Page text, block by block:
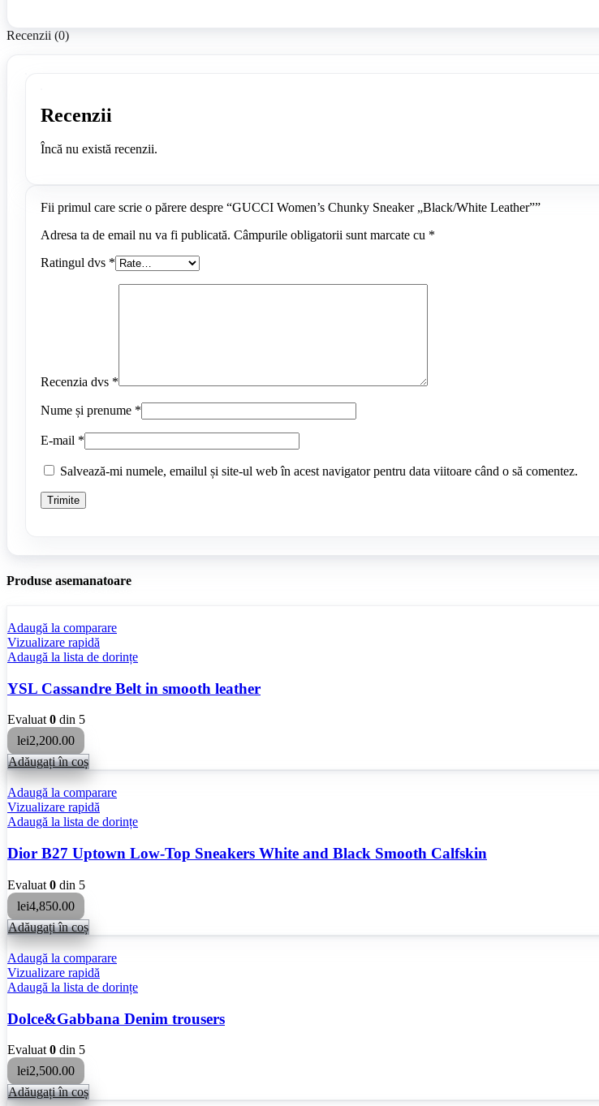
Recenzii (0)
Recenzii
Încă nu există recenzii.
Fii primul care scrie o părere despre “GUCCI Women’s Chunky Sneaker „Black/White Leather””
Adresa ta de email nu va fi publicată. Câmpurile obligatorii sunt marcate cu *
Ratingul dvs *
Recenzia dvs *
Nume și prenume *
E-mail *
Salvează-mi numele, emailul și site-ul web în acest navigator pentru data viitoare când o să comentez.
Produse asemanatoare
Adaugă la comparare
Vizualizare rapidă
Adaugă la lista de dorințe
YSL Cassandre Belt in smooth leather
Evaluat0 din 5
lei2,200.00
Adăugați în coș
Adaugă la comparare
Vizualizare rapidă
Adaugă la lista de dorințe
Dior B27 Uptown Low-Top Sneakers White and Black Smooth Calfskin
Evaluat 0 din 5
lei4,850.00
Adăugați în coș
Adaugă la comparare
Vizualizare rapidă
Adaugă la lista de dorințe
Dolce&Gabbana Denim trousers
Evaluat 0 din 5
lei2,500.00
Adăugați în coș